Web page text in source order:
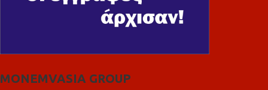
MONEMVASIA GROUP